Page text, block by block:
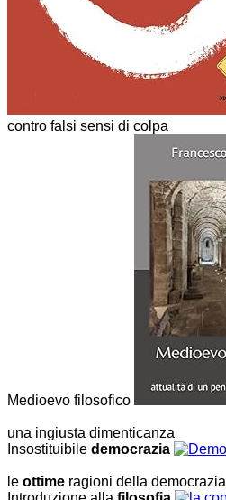
contro falsi sensi di colpa
Medioevo filosofico
una ingiusta dimenticanza
Insostituibile democrazia
le ottime ragioni della democrazia